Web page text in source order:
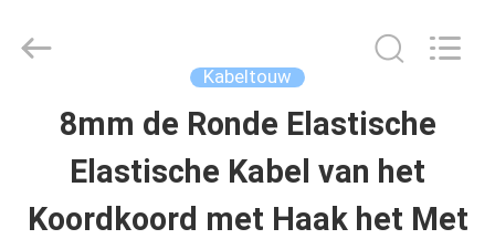
THUIS
PRODUCTEN
Accessories
Co.,Ltd.
Kabeltouw
8mm de Ronde Elastische
Elastische Kabel van het
Koordkoord met Haak het Met